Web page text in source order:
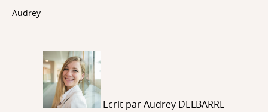
Audrey
Ecrit par Audrey DELBARRE